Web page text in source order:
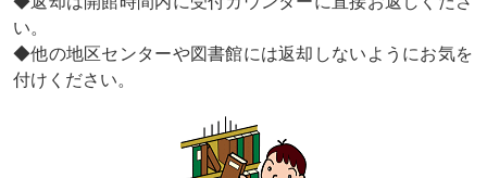
い。
◆他の地区センターや図書館には返却しないようにお気を
付けください。